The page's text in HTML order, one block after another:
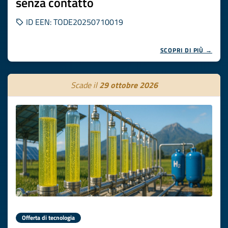
ID EEN: TODE20250710019
SCOPRI DI PIÙ →
Scade il29 ottobre 2026
Offerta di tecnologia